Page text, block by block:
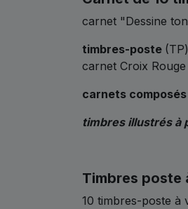
carnet "Dessine
timbres-poste
carnet Croix
carnets composés
timbres illustrés à
Timbres poste
10 timbres-poste à